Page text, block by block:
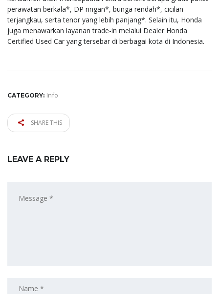
perawatan berkala*, DP ringan*, bunga rendah*, cicilan
terjangkau, serta tenor yang lebih panjang*. Selain itu, Honda
juga menawarkan layanan trade-in melalui Dealer Honda
Certified Used Car yang tersebar di berbagai kota di Indonesia.
CATEGORY: Info
SHARE THIS
LEAVE A REPLY